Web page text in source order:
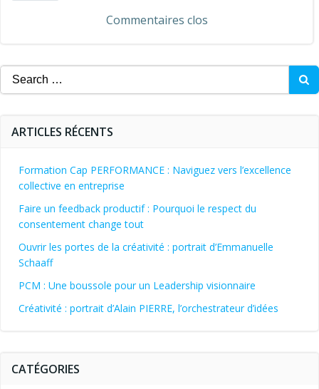
Commentaires clos
Search
for:
ARTICLES RÉCENTS
Formation Cap PERFORMANCE : Naviguez vers l’excellence
collective en entreprise
Faire un feedback productif : Pourquoi le respect du
consentement change tout
Ouvrir les portes de la créativité : portrait d’Emmanuelle
Schaaff
PCM : Une boussole pour un Leadership visionnaire
Créativité : portrait d’Alain PIERRE, l’orchestrateur d’idées
CATÉGORIES